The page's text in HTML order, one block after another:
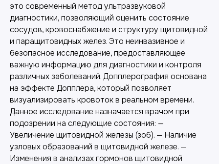
это современный метод ультразвуковой
диагностики, позволяющий оценить состояние
сосудов, кровоснабжение и структуру щитовидной
и паращитовидных желез. Это неинвазивное и
безопасное исследование, предоставляющее
важную информацию для диагностики и контроля
различных заболеваний. Допплерография основана
на эффекте Допплера, который позволяет
визуализировать кровоток в реальном времени.
Данное исследование назначается врачом при
подозрении на следующие состояния: —
Увеличение щитовидной железы (зоб). — Наличие
узловых образований в щитовидной железе. —
Изменения в анализах гормонов щитовидной